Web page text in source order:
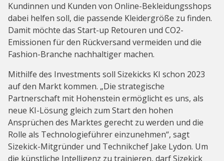
Kundinnen und Kunden von Online-Bekleidungsshops
dabei helfen soll, die passende Kleidergröße zu finden.
Damit möchte das Start-up Retouren und CO2-
Emissionen für den Rückversand vermeiden und die
Fashion-Branche nachhaltiger machen.
Mithilfe des Investments soll Sizekicks KI schon 2023
auf den Markt kommen. „Die strategische
Partnerschaft mit Hohenstein ermöglicht es uns, als
neue KI-Lösung gleich zum Start den hohen
Ansprüchen des Marktes gerecht zu werden und die
Rolle als Technologieführer einzunehmen“, sagt
Sizekick-Mitgründer und Technikchef Jake Lydon. Um
die künstliche Intelligenz zu trainieren, darf Sizekick